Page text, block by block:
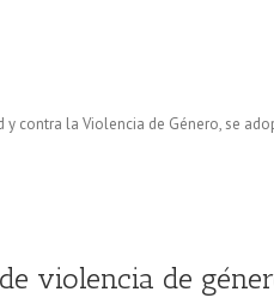
contra la Violencia de Género, se
violencia de